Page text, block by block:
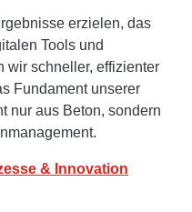
erzielen, das
Tools und
wir schneller, effizienter
Fundament unserer
nur aus Beton, sondern
& Innovation